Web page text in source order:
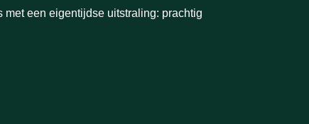
met een eigentijdse uitstraling: prachtig